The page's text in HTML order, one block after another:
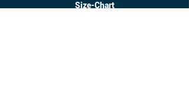
Size-Chart